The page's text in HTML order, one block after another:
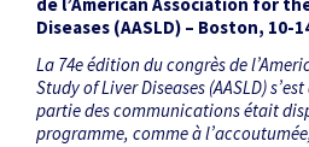
Diseases (AASLD) – Boston, 10-
La 74e édition du congrès de
Study of Liver Diseases (AASLD)
partie des communications était
programme, comme à